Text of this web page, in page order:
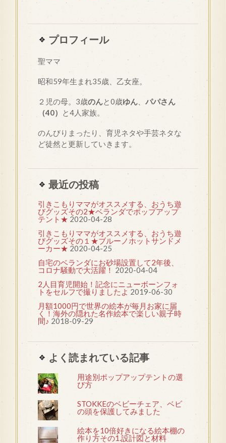
プロフィール
聖ママ
昭和59年生まれ35歳、乙女座。
２児の母。3歳のんと0歳ゆん
パパさん
（40）
と4人家族。
のんびりまったり、育児ネタや手芸ネタな
ど徒然と更新していきます。
最近の投稿
引きこもりママがオススメする、おうち遊
びグッズその2★ベランダでポップアップ
テント★ 2020-04-28
引きこもりママがオススメする、おうち遊
びグッズその１★ブルーノホットサンドメ
ーカー★ 2020-04-25
自宅のベランダにお砂場設置して2年後、
コロナ騒動で大活躍！ 2020-04-04
2人目育児開始！記念にニューボーンフォ
トをセルフで撮りましたよ 2019-06-30
月額1000円で世界の絵本が毎月お家に届
く！海外の隠れた名作絵本で楽しい親子時
間♪ 2018-09-29
よく読まれている記事
用途別ポップアップテントの選
び方
STOKKEのベビーチェア、ベビ
の頭を保護してみました
絵本を10倍好きになる絵本棚の
作り方その1.設計図と材料